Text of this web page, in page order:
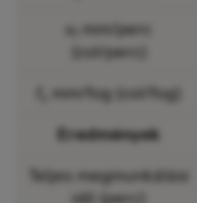
v mm/perc
(col/perc)
mm/fog (col/fog)
Eredmények
Teljes megmunkálási
idő (perc)